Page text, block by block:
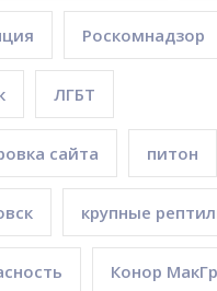
Роскомнадзор
ЛГБТ
сайта питон
крупные
Конор